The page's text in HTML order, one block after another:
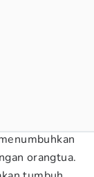
orangtua.